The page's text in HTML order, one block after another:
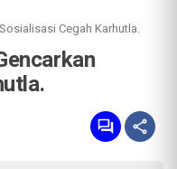
Cegah Karhutla.